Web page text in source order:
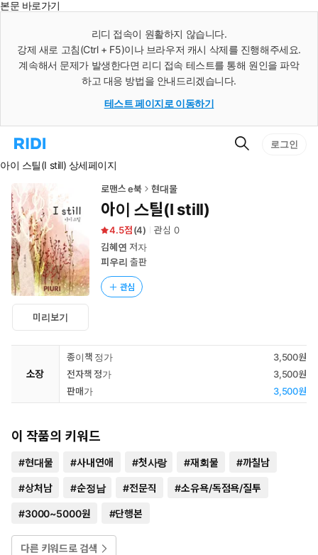
본문 바로가기
리디 접속이 원활하지 않습니다.
강제 새로 고침(Ctrl + F5)이나 브라우저 캐시 삭제를 진행해주세요.
계속해서 문제가 발생한다면 리디 접속 테스트를 통해 원인을 파악
하고 대응 방법을 안내드리겠습니다.
테스트 페이지로 이동하기
리
홈
로
이
동
검
로그인
아이 스틸(I still) 상세페이지
미리보기
로맨스 e북 현대물
아이 스틸(I still)
4.5 (4) 관심 0
김혜연 저자
피우리 출판
관심
소장
종이책 정가
3,500원
전자책 정가
3,500원
판매가
3,500원
이 작품의 키워드
#현대물 #사내연애 #첫사랑 #재회물 #까칠남
#상처남 #순정남 #전문직 #소유욕/독점욕/질투
#3000~5000원 #단행본
다른 키워드로 검색